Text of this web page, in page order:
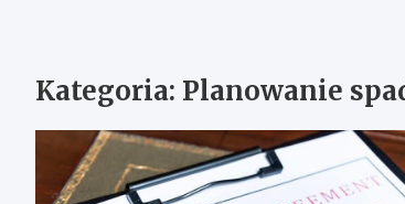
Kategoria: Planowanie